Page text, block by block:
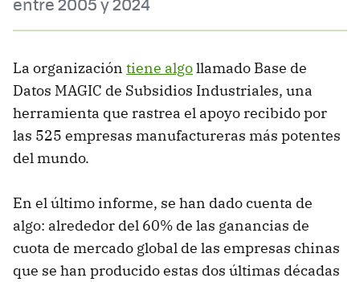
La organización tiene algollamado Base de
Datos MAGIC de Subsidios Industriales, una
herramienta que rastrea el apoyo recibido por
las 525 empresas manufactureras más potentes
del mundo.
En el último informe, se han dado cuenta de
algo: alrededor del 60% de las ganancias de
cuota de mercado global de las empresas chinas
que se han producido estas dos últimas décadas